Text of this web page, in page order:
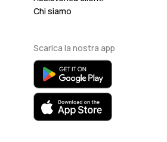
Chi siamo
Scarica la nostra app